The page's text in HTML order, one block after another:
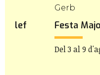
Gerb
Festa
Del 3 al 9